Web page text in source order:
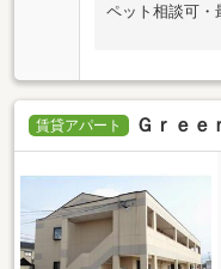
ペット相談可・
賃貸アパート Ｇｒｅｅ